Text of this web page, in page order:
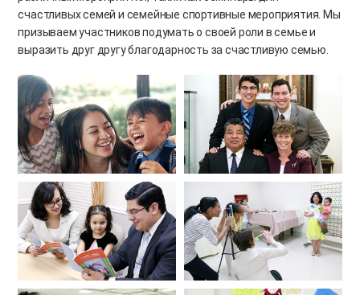
счастливых семей и семейные спортивные мероприятия. Мы
призываем участников подумать о своей роли в семье и
выразить друг другу благодарность за счастливую семью.